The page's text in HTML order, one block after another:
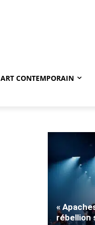
ART CONTEMPORAIN
«
rébellion